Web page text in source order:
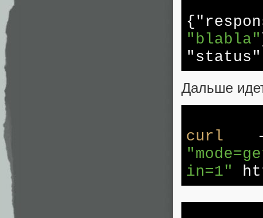
{
"blabla"
"status"
Дальше
curl --
in=1"